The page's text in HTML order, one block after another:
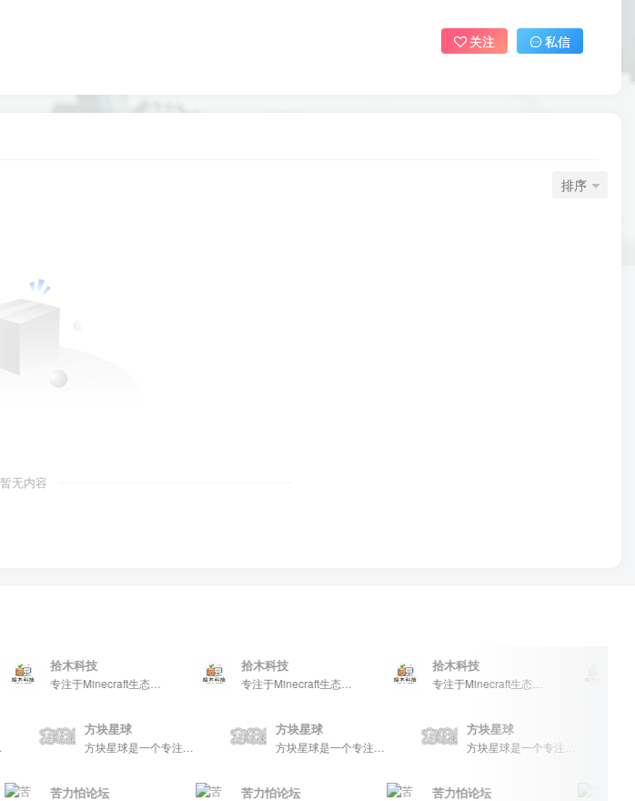
关注 私信
排序
暂无内容
拾木科技
专注于Minecraft生态建设
拾木科技
专注于Minecraft生态建设
拾木科技
专注于Minecraft生态建设
方块星球 方块星球 方块星球
苦力怕论坛 苦力怕论坛 苦力怕论坛